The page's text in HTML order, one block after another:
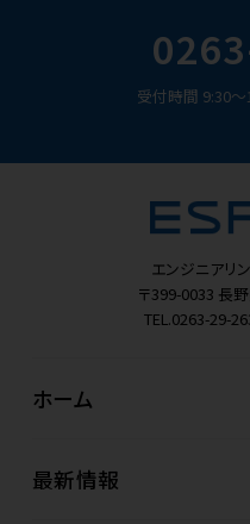
受付時間 9:30～
エンジニアリ
〒399-0033 長
TEL.0263-29-
ホーム
最新情報